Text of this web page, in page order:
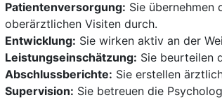
Patientenversorgung: Sie übernehmen
oberärztlichen Visiten durch.
Entwicklung: Sie wirken aktiv an der
Leistungseinschätzung: Sie beurteilen
Abschlussberichte: Sie erstellen
Supervision: Sie betreuen die